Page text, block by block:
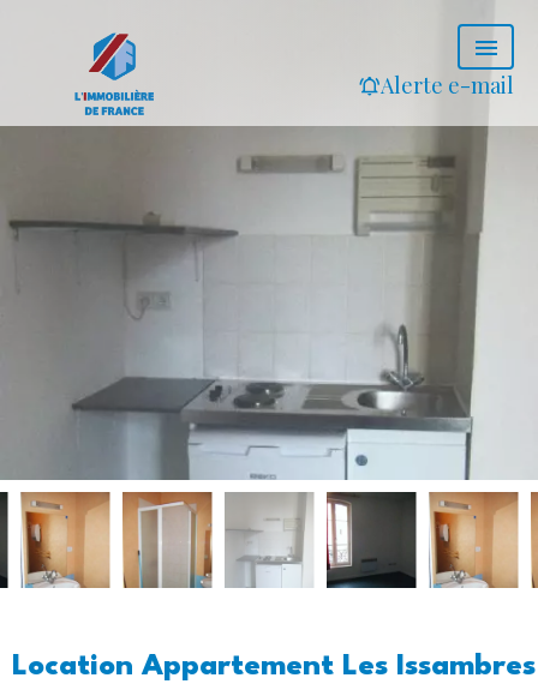
Alerte e-mail
Location Appartement Les Issambres